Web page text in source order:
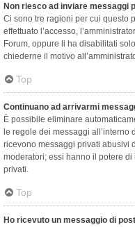
Non riesco ad inviare messaggi
Ci sono tre ragioni per cui questo
effettuato l’accesso,
Forum, oppure li ha disabilitati
chiederne il motivo
Top
Continuano ad arrivarmi
È possibile eliminare
le regole dei messaggi
ricevono messaggi privati ​​abusivi
moderatori; essi hanno il potere
privati​​.
Top
Ho ricevuto un messaggio di